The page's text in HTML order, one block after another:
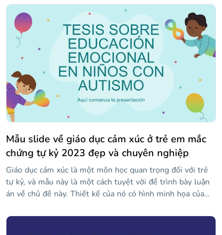
Vâng, chúng tôi có giải pháp cho bạn! Mẫu này là hoàn hảo
cho luận án liên quan đến khoa học xã hội. Nó có tông
màu nâu và bao gồm hình ảnh của những người ở độ tuổi
và hoàn cảnh xã hội khác nhau. Kiểu chữ sans serif của các
văn bản tương phản độc đáo với serif của các tiêu đề.
Chúng tôi cũng đã thêm hình minh họa, cũng như đồ thị,
bản đồ và dòng thời gian.
Mẫu slide về giáo dục cảm xúc ở trẻ em mắc
chứng tự kỷ 2023 đẹp và chuyên nghiệp
Giáo dục cảm xúc là một môn học quan trọng đối với trẻ
tự kỷ, và mẫu này là một cách tuyệt vời để trình bày luận
án về chủ đề này. Thiết kế của nó có hình minh họa của
bối cảnh như vậy, thực tế của thông tin được trình bày